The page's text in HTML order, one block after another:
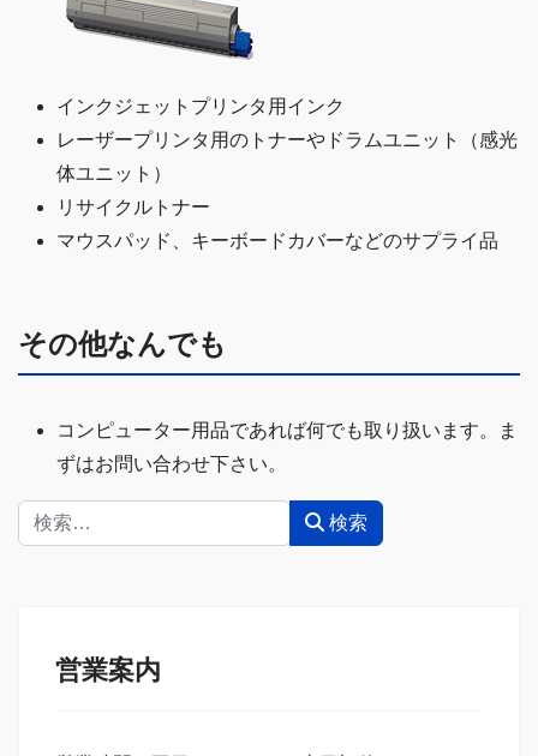
インクジェットプリンタ用インク
レーザープリンタ用のトナーやドラムユニット（感光
体ユニット）
リサイクルトナー
マウスパッド、キーボードカバーなどのサプライ品
その他なんでも
コンピューター用品であれば何でも取り扱います。ま
ずはお問い合わせ下さい。
検索 検索
営業案内